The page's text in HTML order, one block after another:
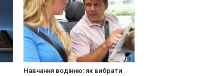
Навчання водінню: як вибрати